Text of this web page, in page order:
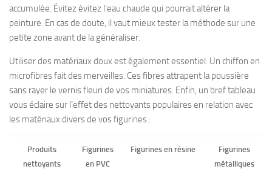
accumulée. Évitez évitez l’eau chaude qui pourrait altérer la
peinture. En cas de doute, il vaut mieux tester la méthode sur une
petite zone avant de la généraliser.
Utiliser des matériaux doux est également essentiel. Un chiffon en
microfibres fait des merveilles. Ces fibres attrapent la poussière
sans rayer le vernis fleuri de vos miniatures. Enfin, un bref tableau
vous éclaire sur l’effet des nettoyants populaires en relation avec
les matériaux divers de vos figurines :
Produits
nettoyants
Figurines
en PVC
Figurines en résine
Figurines
métalliques